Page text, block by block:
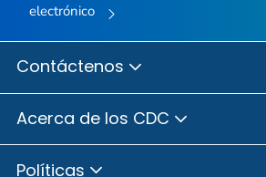
electrónico
Contáctenos
Acerca de los CDC
Políticas